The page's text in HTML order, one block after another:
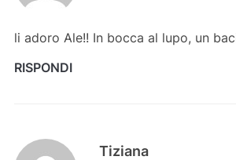
li adoro Ale!! In bocca al lupo, un
RISPONDI
Tiziana